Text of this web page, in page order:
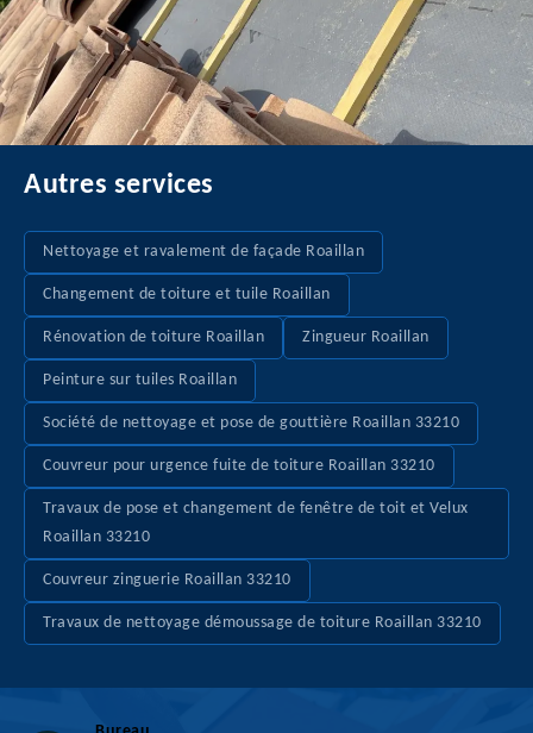
Autres services
Nettoyage et ravalement de façade Roaillan
Changement de toiture et tuile Roaillan
Rénovation de toiture Roaillan Zingueur Roaillan
Peinture sur tuiles Roaillan
Société de nettoyage et pose de gouttière Roaillan 33210
Couvreur pour urgence fuite de toiture Roaillan 33210
Travaux de pose et changement de fenêtre de toit et Velux
Roaillan 33210
Couvreur zinguerie Roaillan 33210
Travaux de nettoyage démoussage de toiture Roaillan 33210